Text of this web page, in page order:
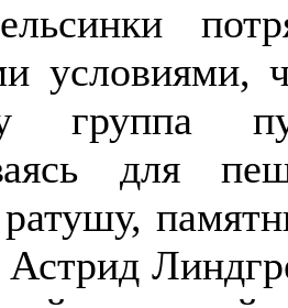
условиями,
группа
для